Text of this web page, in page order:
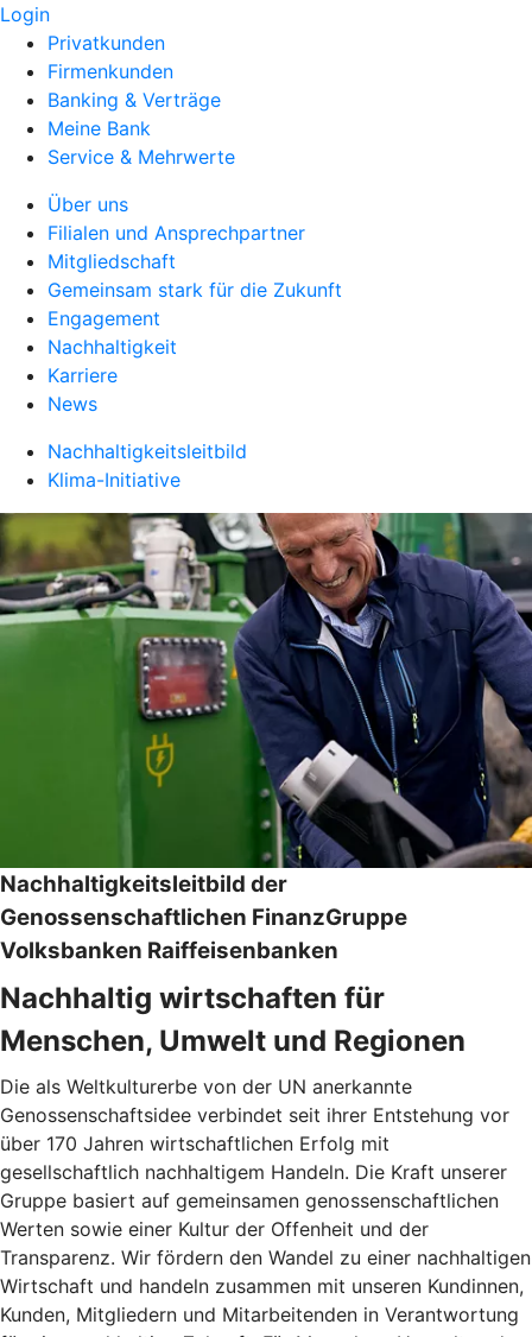
Login
Privatkunden
Firmenkunden
Banking & Verträge
Meine Bank
Service & Mehrwerte
Über uns
Filialen und Ansprechpartner
Mitgliedschaft
Gemeinsam stark für die Zukunft
Engagement
Nachhaltigkeit
Karriere
News
Nachhaltigkeitsleitbild
Klima-Initiative
Nachhaltigkeitsleitbild der
Genossenschaftlichen FinanzGruppe
Volksbanken Raiffeisenbanken
Nachhaltig wirtschaften für
Menschen, Umwelt und Regionen
Die als Weltkulturerbe von der UN anerkannte
Genossenschaftsidee verbindet seit ihrer Entstehung vor
über 170 Jahren wirtschaftlichen Erfolg mit
gesellschaftlich nachhaltigem Handeln. Die Kraft unserer
Gruppe basiert auf gemeinsamen genossenschaftlichen
Werten sowie einer Kultur der Offenheit und der
Transparenz. Wir fördern den Wandel zu einer nachhaltigen
Wirtschaft und handeln zusammen mit unseren Kundinnen,
Kunden, Mitgliedern und Mitarbeitenden in Verantwortung